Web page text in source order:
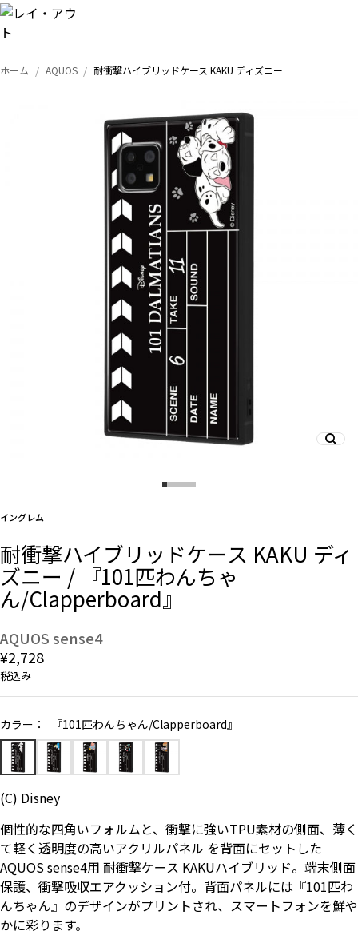
トップ
デザインから探す
事業内容
会社概要
お知らせ
よくある質問
お問い合わせ（一般の皆様）
お問い合わせ（企業様）
ホーム AQUOS 耐衝撃ハイブリッドケース KAKU ディズニー
イングレム
耐衝撃ハイブリッドケース KAKU ディ
ズニー / 『101匹わんちゃ
ん/Clapperboard』
AQUOS sense4
¥2,728
税込み
カラー： 『101匹わんちゃん/Clapperboard』
(C) Disney
個性的な四角いフォルムと、衝撃に強いTPU素材の側面、薄く
て軽く透明度の高いアクリルパネル を背面にセットした
AQUOS sense4用 耐衝撃ケース KAKUハイブリッド。端末側面
保護、衝撃吸収エアクッション付。背面パネルには『101匹わ
んちゃん』のデザインがプリントされ、スマートフォンを鮮や
かに彩ります。